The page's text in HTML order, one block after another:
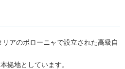
アのボローニャで設立された高級自
拠地としています。